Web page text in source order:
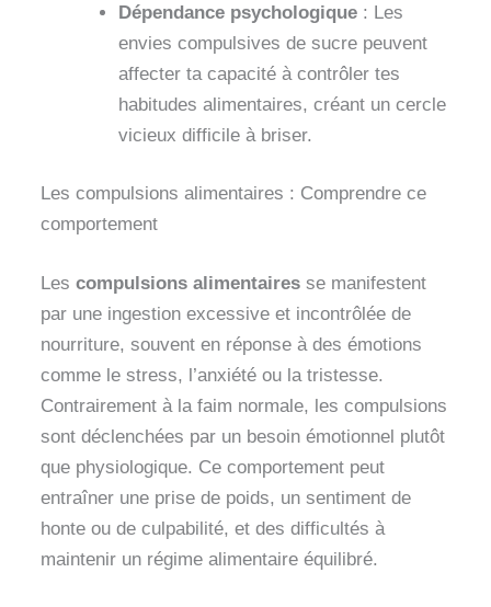
Dépendance psychologique : Les
envies compulsives de sucre peuvent
affecter ta capacité à contrôler tes
habitudes alimentaires, créant un cercle
vicieux difficile à briser.
Les compulsions alimentaires : Comprendre ce
comportement
Les compulsions alimentaires se manifestent
par une ingestion excessive et incontrôlée de
nourriture, souvent en réponse à des émotions
comme le stress, l’anxiété ou la tristesse.
Contrairement à la faim normale, les compulsions
sont déclenchées par un besoin émotionnel plutôt
que physiologique. Ce comportement peut
entraîner une prise de poids, un sentiment de
honte ou de culpabilité, et des difficultés à
maintenir un régime alimentaire équilibré.